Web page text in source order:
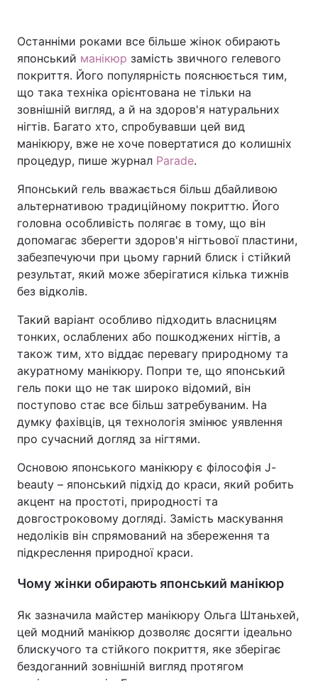
Останніми роками все більше жінок обирають
японський манікюр замість звичного гелевого
покриття. Його популярність пояснюється тим,
що така техніка орієнтована не тільки на
зовнішній вигляд, а й на здоров'я натуральних
нігтів. Багато хто, спробувавши цей вид
манікюру, вже не хоче повертатися до колишніх
процедур, пише журнал Parade.
Японський гель вважається більш дбайливою
альтернативою традиційному покриттю. Його
головна особливість полягає в тому, що він
допомагає зберегти здоров'я нігтьової пластини,
забезпечуючи при цьому гарний блиск і стійкий
результат, який може зберігатися кілька тижнів
без відколів.
Такий варіант особливо підходить власницям
тонких, ослаблених або пошкоджених нігтів, а
також тим, хто віддає перевагу природному та
акуратному манікюру. Попри те, що японський
гель поки що не так широко відомий, він
поступово стає все більш затребуваним. На
думку фахівців, ця технологія змінює уявлення
про сучасний догляд за нігтями.
Основою японського манікюру є філософія J-
beauty – японський підхід до краси, який робить
акцент на простоті, природності та
довгостроковому догляді. Замість маскування
недоліків він спрямований на збереження та
підкреслення природної краси.
Чому жінки обирають японський манікюр
Як зазначила майстер манікюру Ольга Штаньхей,
цей модний манікюр дозволяє досягти ідеально
блискучого та стійкого покриття, яке зберігає
бездоганний зовнішній вигляд протягом